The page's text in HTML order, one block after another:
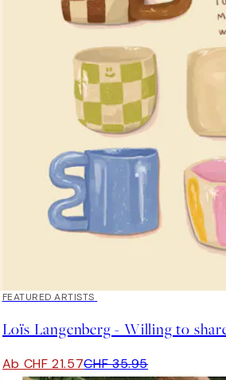
40%*
FEATURED ARTISTS
Ab CHF 21.57CHF 35.95